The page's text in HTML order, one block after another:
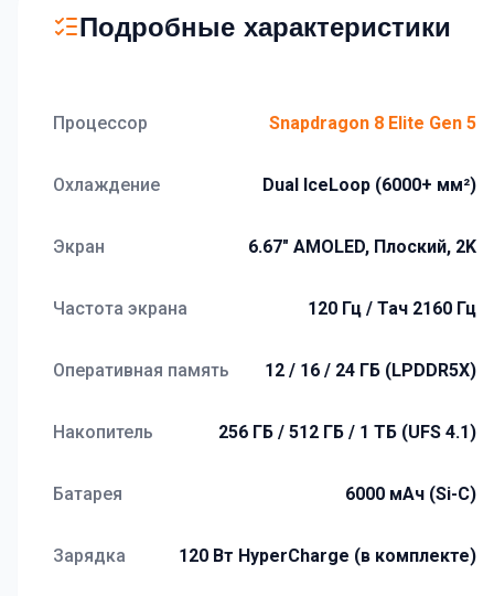
Подробные характеристики
Процессор Snapdragon 8 Elite Gen 5
Охлаждение Dual IceLoop (6000+ мм²)
Экран 6.67" AMOLED, Плоский, 2K
Частота экрана 120 Гц / Тач 2160 Гц
Оперативная память 12 / 16 / 24 ГБ (LPDDR5X)
Накопитель 256 ГБ / 512 ГБ / 1 ТБ (UFS 4.1)
Батарея 6000 мАч (Si-C)
Зарядка 120 Вт HyperCharge (в комплекте)